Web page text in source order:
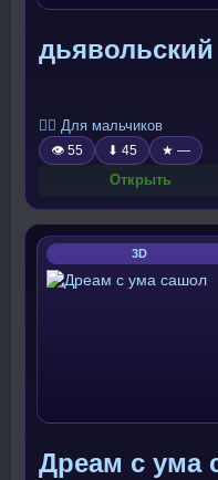
дьявольский
🧍‍♂️ Для мальчиков
👁 55 ⬇ 45 ★ —
Открыть
3D
Дреам с ума